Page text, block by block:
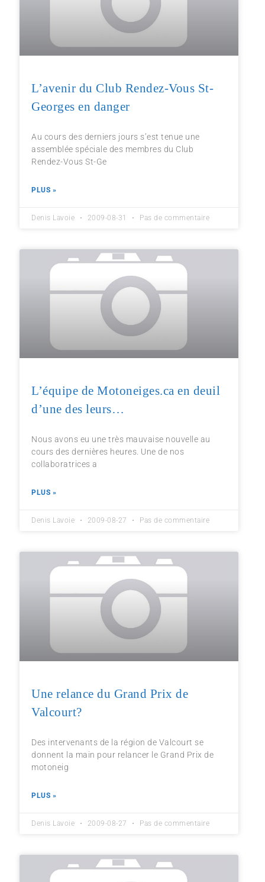
L’avenir du Club Rendez-Vous St-
Georges en danger
Au cours des derniers jours s’est tenue une
assemblée spéciale des membres du Club
Rendez-Vous St-Ge
PLUS »
Denis Lavoie 2009-08-31 Pas de commentaire
L’équipe de Motoneiges.ca en deuil
d’une des leurs…
Nous avons eu une très mauvaise nouvelle au
cours des dernières heures. Une de nos
collaboratrices a
PLUS »
Denis Lavoie 2009-08-27 Pas de commentaire
Une relance du Grand Prix de
Valcourt?
Des intervenants de la région de Valcourt se
donnent la main pour relancer le Grand Prix de
motoneig
PLUS »
Denis Lavoie 2009-08-27 Pas de commentaire